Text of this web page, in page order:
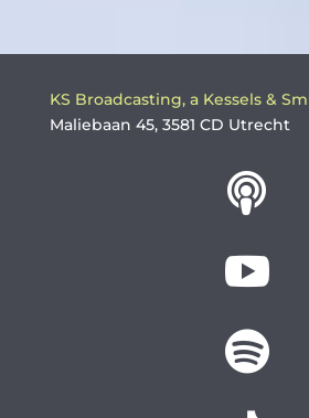
KS Broadcasting, a Kessels &
Maliebaan 45, 3581 CD Utrecht


